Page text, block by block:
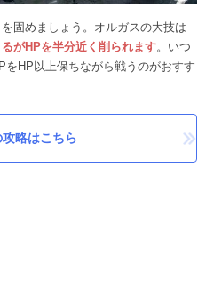
固めましょう。オルガスの大技は
がHPを半分近く削られます。いつ
HP以上保ちながら戦うのがおすす
略はこちら